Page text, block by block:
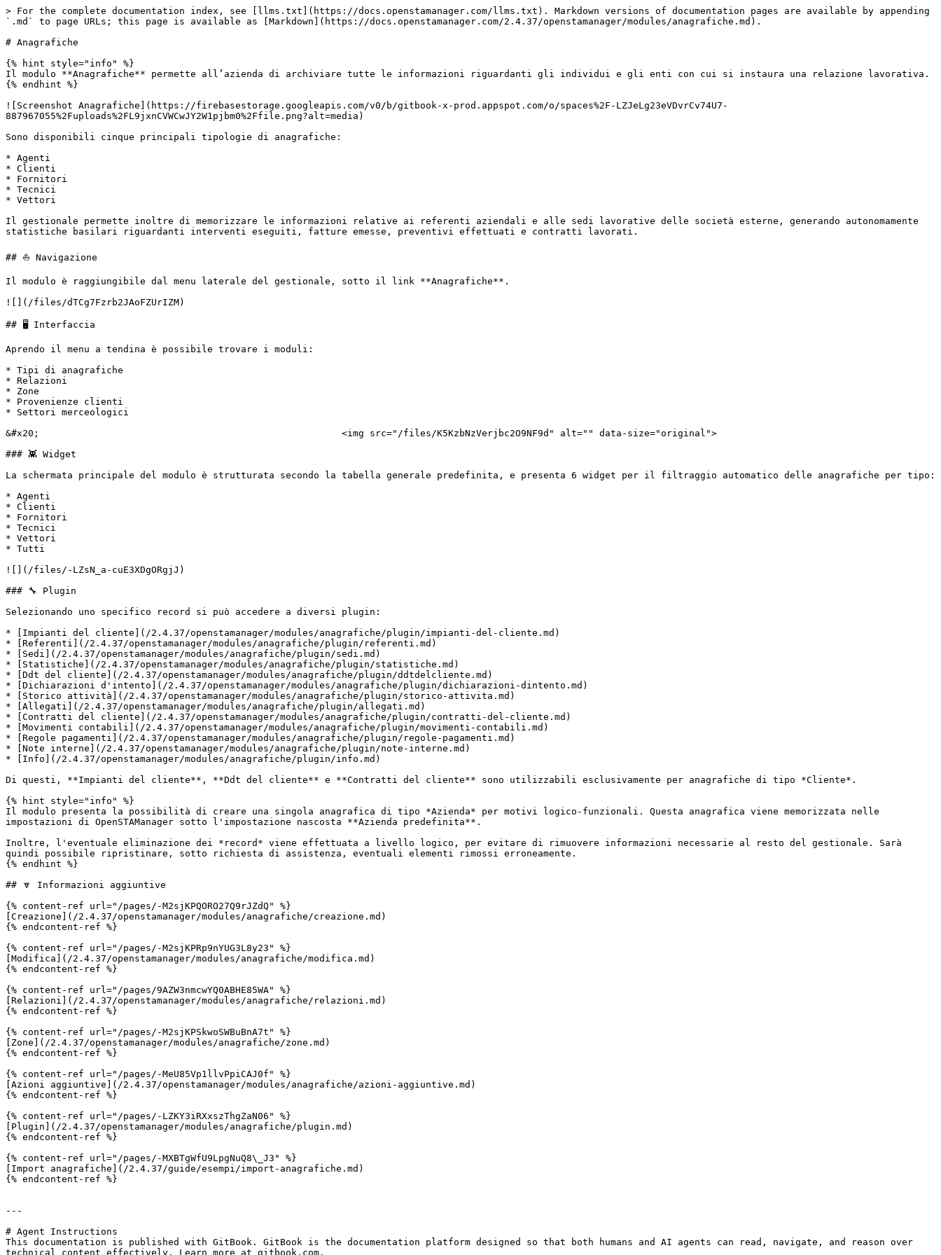
> For the complete documentation index, see [llms.txt](https://docs.openstamanager.com/llms.txt). Markdown versions of documentation pages are available by appending
`.md` to page URLs; this page is available as [Markdown](https://docs.openstamanager.com/2.4.37/openstamanager/modules/anagrafiche.md).
# Anagrafiche
{% hint style="info" %}
Il modulo **Anagrafiche** permette all’azienda di archiviare tutte le informazioni riguardanti gli individui e gli enti con cui si instaura una relazione lavorativa.
{% endhint %}
![Screenshot Anagrafiche](https://firebasestorage.googleapis.com/v0/b/gitbook-x-prod.appspot.com/o/spaces%2F-LZJeLg23eVDvrCv74U7-
887967055%2Fuploads%2FL9jxnCVWCwJY2W1pjbm0%2Ffile.png?alt=media)
Sono disponibili cinque principali tipologie di anagrafiche:
* Agenti
* Clienti
* Fornitori
* Tecnici
* Vettori
Il gestionale permette inoltre di memorizzare le informazioni relative ai referenti aziendali e alle sedi lavorative delle società esterne, generando autonomamente
statistiche basilari riguardanti interventi eseguiti, fatture emesse, preventivi effettuati e contratti lavorati.
## ⛵ Navigazione
Il modulo è raggiungibile dal menu laterale del gestionale, sotto il link **Anagrafiche**.
![](/files/dTCg7Fzrb2JAoFZUrIZM)
## 🖥️ Interfaccia
Aprendo il menu a tendina è possibile trovare i moduli:
* Tipi di anagrafiche
* Relazioni
* Zone
* Provenienze clienti
* Settori merceologici
&#x20;                                                      <img src="/files/K5KzbNzVerjbc2O9NF9d" alt="" data-size="original">
### 👾 Widget
La schermata principale del modulo è strutturata secondo la tabella generale predefinita, e presenta 6 widget per il filtraggio automatico delle anagrafiche per tipo:
* Agenti
* Clienti
* Fornitori
* Tecnici
* Vettori
* Tutti
![](/files/-LZsN_a-cuE3XDgORgjJ)
### 🔧 Plugin
Selezionando uno specifico record si può accedere a diversi plugin:
* [Impianti del cliente](/2.4.37/openstamanager/modules/anagrafiche/plugin/impianti-del-cliente.md)
* [Referenti](/2.4.37/openstamanager/modules/anagrafiche/plugin/referenti.md)
* [Sedi](/2.4.37/openstamanager/modules/anagrafiche/plugin/sedi.md)
* [Statistiche](/2.4.37/openstamanager/modules/anagrafiche/plugin/statistiche.md)
* [Ddt del cliente](/2.4.37/openstamanager/modules/anagrafiche/plugin/ddtdelcliente.md)
* [Dichiarazioni d'intento](/2.4.37/openstamanager/modules/anagrafiche/plugin/dichiarazioni-dintento.md)
* [Storico attività](/2.4.37/openstamanager/modules/anagrafiche/plugin/storico-attivita.md)
* [Allegati](/2.4.37/openstamanager/modules/anagrafiche/plugin/allegati.md)
* [Contratti del cliente](/2.4.37/openstamanager/modules/anagrafiche/plugin/contratti-del-cliente.md)
* [Movimenti contabili](/2.4.37/openstamanager/modules/anagrafiche/plugin/movimenti-contabili.md)
* [Regole pagamenti](/2.4.37/openstamanager/modules/anagrafiche/plugin/regole-pagamenti.md)
* [Note interne](/2.4.37/openstamanager/modules/anagrafiche/plugin/note-interne.md)
* [Info](/2.4.37/openstamanager/modules/anagrafiche/plugin/info.md)
Di questi, **Impianti del cliente**, **Ddt del cliente** e **Contratti del cliente** sono utilizzabili esclusivamente per anagrafiche di tipo *Cliente*.
{% hint style="info" %}
Il modulo presenta la possibilità di creare una singola anagrafica di tipo *Azienda* per motivi logico-funzionali. Questa anagrafica viene memorizzata nelle
impostazioni di OpenSTAManager sotto l'impostazione nascosta **Azienda predefinita**.
Inoltre, l'eventuale eliminazione dei *record* viene effettuata a livello logico, per evitare di rimuovere informazioni necessarie al resto del gestionale. Sarà
quindi possibile ripristinare, sotto richiesta di assistenza, eventuali elementi rimossi erroneamente.
{% endhint %}
## 🔽 Informazioni aggiuntive
{% content-ref url="/pages/-M2sjKPQORO27Q9rJZdQ" %}
[Creazione](/2.4.37/openstamanager/modules/anagrafiche/creazione.md)
{% endcontent-ref %}
{% content-ref url="/pages/-M2sjKPRp9nYUG3L8y23" %}
[Modifica](/2.4.37/openstamanager/modules/anagrafiche/modifica.md)
{% endcontent-ref %}
{% content-ref url="/pages/9AZW3nmcwYQ0ABHE85WA" %}
[Relazioni](/2.4.37/openstamanager/modules/anagrafiche/relazioni.md)
{% endcontent-ref %}
{% content-ref url="/pages/-M2sjKPSkwoSWBuBnA7t" %}
[Zone](/2.4.37/openstamanager/modules/anagrafiche/zone.md)
{% endcontent-ref %}
{% content-ref url="/pages/-MeU85Vp1llvPpiCAJ0f" %}
[Azioni aggiuntive](/2.4.37/openstamanager/modules/anagrafiche/azioni-aggiuntive.md)
{% endcontent-ref %}
{% content-ref url="/pages/-LZKY3iRXxszThgZaN06" %}
[Plugin](/2.4.37/openstamanager/modules/anagrafiche/plugin.md)
{% endcontent-ref %}
{% content-ref url="/pages/-MXBTgWfU9LpgNuQ8\_J3" %}
[Import anagrafiche](/2.4.37/guide/esempi/import-anagrafiche.md)
{% endcontent-ref %}
---
# Agent Instructions
This documentation is published with GitBook. GitBook is the documentation platform designed so that both humans and AI agents can read, navigate, and reason over
technical content effectively. Learn more at gitbook.com.